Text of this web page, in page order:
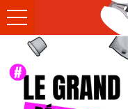
Ouvrir
le
menu